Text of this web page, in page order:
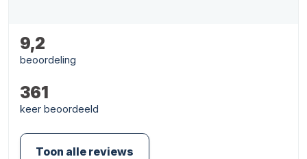
9,2
beoordeling
361
keer beoordeeld
Toon alle reviews